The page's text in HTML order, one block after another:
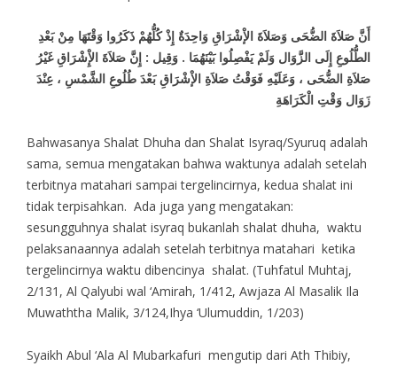
أَنَّ صَلاَةَ الضُّحَى وَصَلاَةَ الإْشْرَاقِ وَاحِدَةٌ إِذْ كُلُّهُمْ ذَكَرُوا وَقْتَهَا مِنْ بَعْدِ
الطُّلُوعِ إِلَى الزَّوَال وَلَمْ يَفْصِلُوا بَيْنَهُمَا . وَقِيل : إِنَّ صَلاَةَ الإِْشْرَاقِ غَيْرُ
صَلاَةِ الضُّحَى ، وَعَلَيْهِ فَوَقْتُ صَلاَةِ الإْشْرَاقِ بَعْدَ طُلُوعِ الشَّمْسِ ، عِنْدَ
زَوَال وَقْتِ الْكَرَاهَةِ
Bahwasanya Shalat Dhuha dan Shalat Isyraq/Syuruq adalah
sama, semua mengatakan bahwa waktunya adalah setelah
terbitnya matahari sampai tergelincirnya, kedua shalat ini
tidak terpisahkan. Ada juga yang mengatakan:
sesungguhnya shalat isyraq bukanlah shalat dhuha, waktu
pelaksanaannya adalah setelah terbitnya matahari ketika
tergelincirnya waktu dibencinya shalat. (Tuhfatul Muhtaj,
2/131, Al Qalyubi wal ‘Amirah, 1/412, Awjaza Al Masalik Ila
Muwaththa Malik, 3/124,Ihya ‘Ulumuddin, 1/203)
Syaikh Abul ‘Ala Al Mubarkafuri mengutip dari Ath Thibiy,